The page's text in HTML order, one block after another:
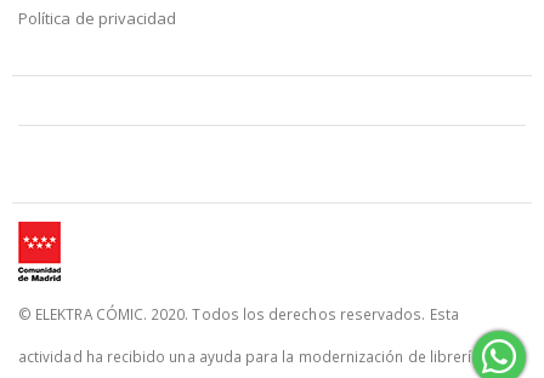
Política de privacidad
© ELEKTRA CÓMIC. 2020. Todos los derechos reservados. Esta
actividad ha recibido una ayuda para la modernización de librerías de